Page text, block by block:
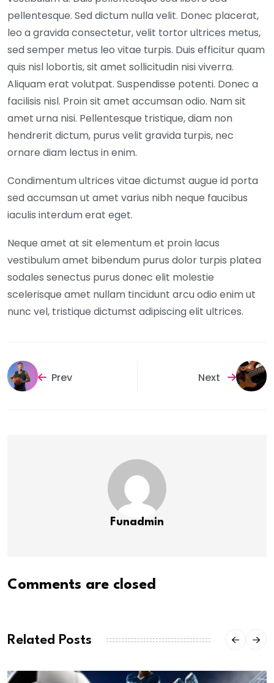
pellentesque. Sed dictum nulla velit. Donec placerat,
leo a gravida consectetur, velit tortor ultrices metus,
sed semper metus leo vitae turpis. Duis efficitur quam
quis nisl lobortis, sit amet sollicitudin nisi viverra.
Aliquam erat volutpat. Suspendisse potenti. Donec a
facilisis nisl. Proin sit amet accumsan odio. Nam sit
amet urna nisi. Pellentesque tristique, diam non
hendrerit dictum, purus velit gravida turpis, nec
ornare diam lectus in enim.
Condimentum ultrices vitae dictumst augue id porta
sed accumsan ut amet varius nibh neque faucibus
iaculis interdum erat eget.
Neque amet at sit elementum et proin lacus
vestibulum amet bibendum purus dolor turpis platea
sodales senectus purus donec elit molestie
scelerisque amet nullam tincidunt arcu odio enim ut
nunc vel, tristique dictumst adipiscing elit ultrices.
Prev Next
Funadmin
Comments are closed
Related Posts